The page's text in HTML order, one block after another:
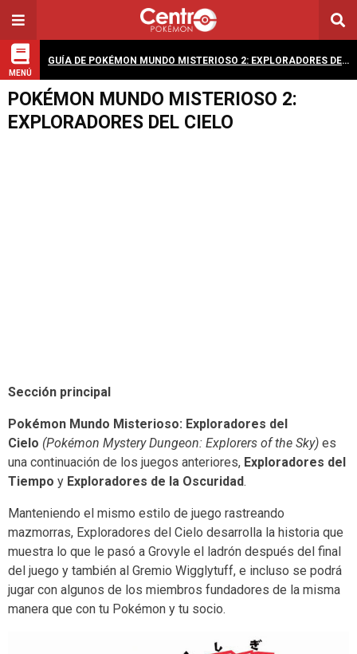
MENÚ
GUÍA DE POKÉMON MUNDO MISTERIOSO 2: EXPLORADORES DEL CIELO
POKÉMON MUNDO MISTERIOSO 2:
EXPLORADORES DEL CIELO
Sección principal
Pokémon Mundo Misterioso: Exploradores del
Cielo (Pokémon Mystery Dungeon: Explorers of the Sky) es
una continuación de los juegos anteriores, Exploradores del
Tiempo y Exploradores de la Oscuridad.
Manteniendo el mismo estilo de juego rastreando
mazmorras, Exploradores del Cielo desarrolla la historia que
muestra lo que le pasó a Grovyle el ladrón después del final
del juego y también al Gremio Wigglytuff, e incluso se podrá
jugar con algunos de los miembros fundadores de la misma
manera que con tu Pokémon y tu socio.